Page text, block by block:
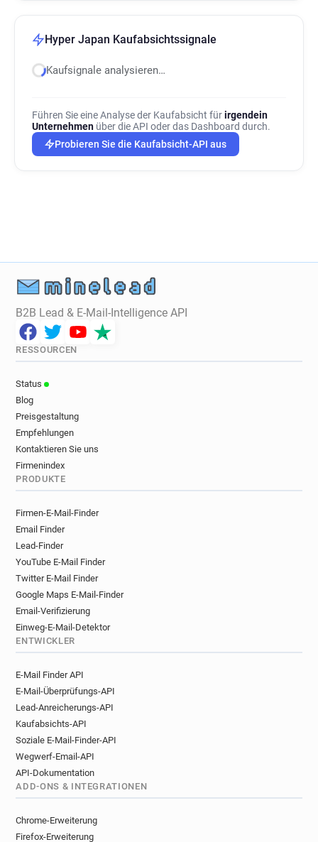
h*****@hyperjapan.co.uk
Hyper Japan Kaufabsichtssignale
Kaufsignale analysieren…
Führen Sie eine Analyse der Kaufabsicht fürirgendein
Unternehmen über die API oder das Dashboard durch.
Probieren Sie die Kaufabsicht-API aus
B2B Lead & E-Mail-Intelligence API
RESSOURCEN
Status
Blog
Preisgestaltung
Empfehlungen
Kontaktieren Sie uns
Firmenindex
PRODUKTE
Firmen-E-Mail-Finder
Email Finder
Lead-Finder
YouTube E-Mail Finder
Twitter E-Mail Finder
Google Maps E-Mail-Finder
Email-Verifizierung
Einweg-E-Mail-Detektor
ENTWICKLER
E-Mail Finder API
E-Mail-Überprüfungs-API
Lead-Anreicherungs-API
Kaufabsichts-API
Soziale E-Mail-Finder-API
Wegwerf-Email-API
API-Dokumentation
ADD-ONS & INTEGRATIONEN
Chrome-Erweiterung
Firefox-Erweiterung